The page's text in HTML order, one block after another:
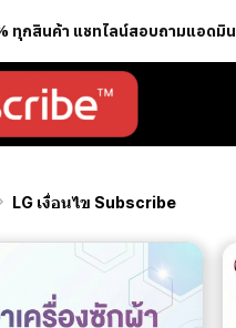
ทุกสินค้า แชทไลน์สอบถามแอดมิน
LG เงื่อนไข Subscribe